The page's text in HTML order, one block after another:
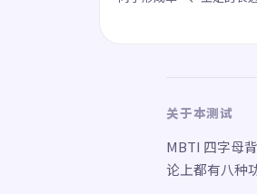
关于本测试
MBTI 四字母
论上都有八种